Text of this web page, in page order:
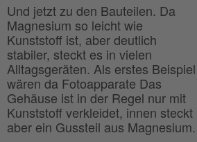
Und jetzt zu den Bauteilen. Da
Magnesium so leicht wie
Kunststoff ist, aber deutlich
stabiler, steckt es in vielen
Alltagsgeräten. Als erstes Beispiel
wären da Fotoapparate Das
Gehäuse ist in der Regel nur mit
Kunststoff verkleidet, innen steckt
aber ein Gussteil aus Magnesium.